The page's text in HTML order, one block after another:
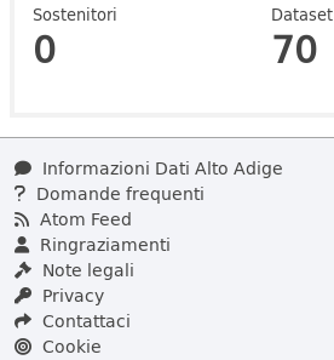
Sostenitori
0
Dataset
70
Informazioni Dati Alto Adige
Domande frequenti
Atom Feed
Ringraziamenti
Note legali
Privacy
Contattaci
Cookie